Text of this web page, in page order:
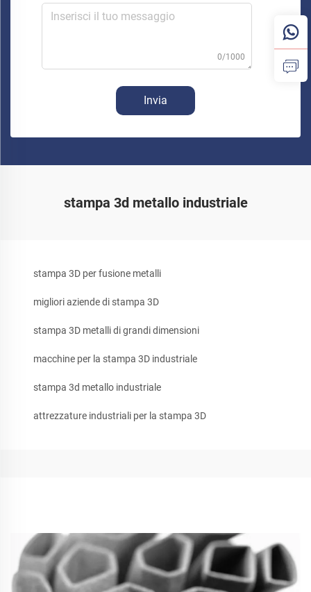
0/1000
Invia
stampa 3d metallo industriale
stampa 3D per fusione metalli
migliori aziende di stampa 3D
stampa 3D metalli di grandi dimensioni
macchine per la stampa 3D industriale
stampa 3d metallo industriale
attrezzature industriali per la stampa 3D